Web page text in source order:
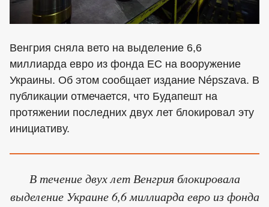
Венгрия сняла вето на выделение 6,6
миллиарда евро из фонда ЕС на вооружение
Украины. Об этом сообщает издание Népszava. В
публикации отмечается, что Будапешт на
протяжении последних двух лет блокировал эту
инициативу.
В течение двух лет Венгрия блокировала
выделение Украине 6,6 миллиарда евро из фонда